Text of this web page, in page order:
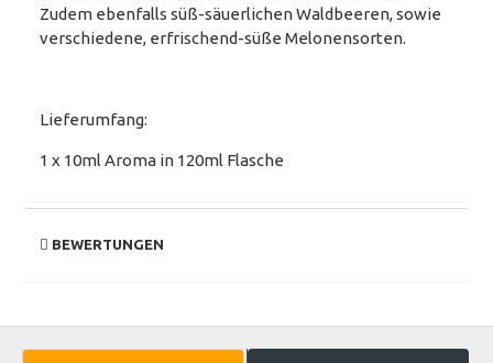
Zudem ebenfalls süß-säuerlichen Waldbeeren, sowie
verschiedene, erfrischend-süße Melonensorten.
Lieferumfang:
1 x 10ml Aroma in 120ml Flasche
BEWERTUNGEN